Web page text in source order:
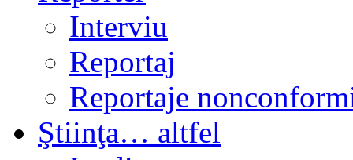
Interviu
Reportaj
Reportaje
Ştiinţa… altfel